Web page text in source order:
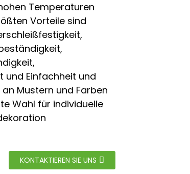
Temperaturen
Vorteile sind
und Einfachheit und
Mustern und Farben
Wahl für individuelle
KONTAKTIEREN SIE UNS